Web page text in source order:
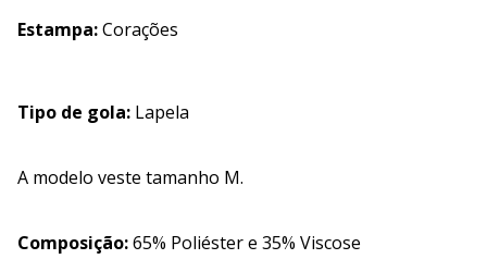
Estampa:Corações
Tipo de gola: Lapela
A modelo veste tamanho M.
Composição:65% Poliéster e 35% Viscose